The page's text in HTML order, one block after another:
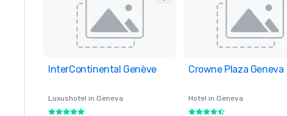
Removed from favorites
InterContinental Genève
Luxushotel in Geneva
Removed from favorites
Crowne Plaza Geneva
Hotel in Geneva